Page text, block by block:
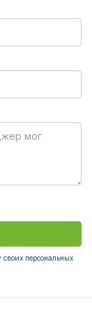
своих персональных